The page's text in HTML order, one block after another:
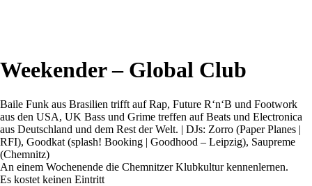
Weekender – Global Club
Baile Funk aus Brasilien trifft auf Rap, Future R‘n‘B und Footwork
aus den USA, UK Bass und Grime treffen auf Beats und Electronica
aus Deutschland und dem Rest der Welt. | DJs: Zorro (Paper Planes |
RFI), Goodkat (splash! Booking | Goodhood – Leipzig), Saupreme
(Chemnitz)
An einem Wochenende die Chemnitzer Klubkultur kennenlernen.
Es kostet keinen Eintritt